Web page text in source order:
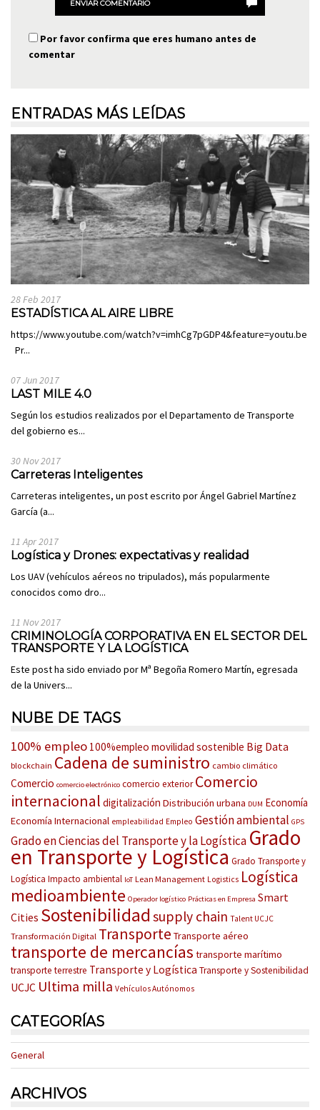
ENVIAR COMENTARIO
Por favor confirma que eres humano antes de
comentar
ENTRADAS MÁS LEÍDAS
28 Feb 2017
ESTADÍSTICA AL AIRE LIBRE
https://www.youtube.com/watch?v=imhCg7pGDP4&feature=youtu.be
Pr...
07 Jun 2017
LAST MILE 4.0
Según los estudios realizados por el Departamento de Transporte
del gobierno es...
30 Nov 2017
Carreteras Inteligentes
Carreteras inteligentes, un post escrito por Ángel Gabriel Martínez
García (a...
11 Apr 2017
Logística y Drones: expectativas y realidad
Los UAV (vehículos aéreos no tripulados), más popularmente
conocidos como dro...
11 Nov 2017
CRIMINOLOGÍA CORPORATIVA EN EL SECTOR DEL
TRANSPORTE Y LA LOGÍSTICA
Este post ha sido enviado por Mª Begoña Romero Martín, egresada
de la Univers...
NUBE DE TAGS
100% empleo 100%empleo movilidad sostenible Big Data
blockchain Cadena de suministro cambio climático
Comercio comercio electrónico comercio exterior Comercio
internacional digitalización Distribución urbana DUM Economía
Economía Internacional empleabilidad Empleo Gestión ambiental GPS
Grado en Ciencias del Transporte y la Logística Grado
en Transporte y Logística Grado Transporte y
Logística Impacto ambiental IoT Lean Management Logistics Logística
medioambiente Operador logístico Prácticas en Empresa Smart
Cities Sostenibilidad supply chain Talent UCJC
Transformación Digital Transporte Transporte aéreo
transporte de mercancías transporte marítimo
transporte terrestre Transporte y Logística Transporte y Sostenibilidad
UCJC Ultima milla Vehículos Autónomos
CATEGORÍAS
General
ARCHIVOS